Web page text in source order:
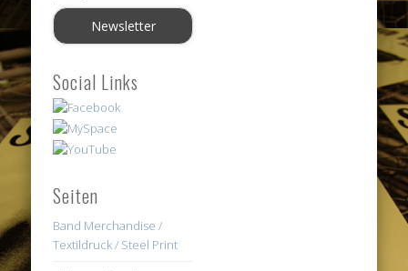
Social Links
Seiten
Band Merchandise /
Textildruck / Steel Print